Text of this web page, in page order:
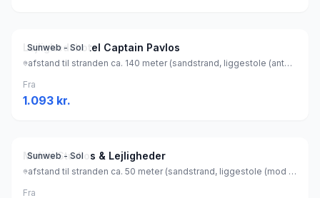
Sunweb - Sol
Lejlighedshotel Captain Pavlos
afstand til stranden ca. 140 meter (sandstrand, liggestole (antal: 20) (gratis) , parasol (gratis) ), Grækenland
Fra
1.093 kr.
Sunweb - Sol
Melitti Studios & Lejligheder
afstand til stranden ca. 50 meter (sandstrand, liggestole (mod betaling) , parasol (mod betaling) ), Grækenland
Fra